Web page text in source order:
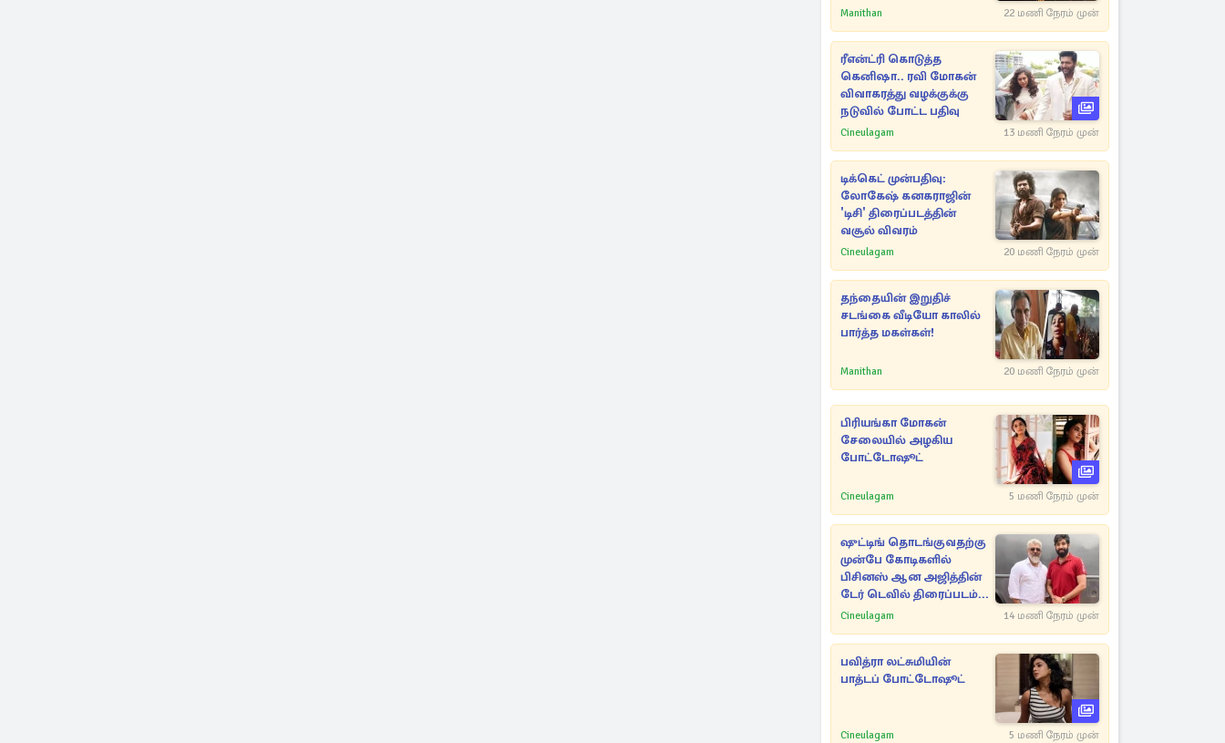
ராசிகள்!
Manithan 22 மணி நேரம் முன்
ரீஎன்ட்ரி கொடுத்த
கெனிஷா.. ரவி மோகன்
விவாகரத்து வழக்குக்கு
நடுவில் போட்ட பதிவு
Cineulagam 13 மணி நேரம் முன்
டிக்கெட் முன்பதிவு:
லோகேஷ் கனகராஜின்
'டிசி' திரைப்படத்தின்
வசூல் விவரம்
Cineulagam 20 மணி நேரம் முன்
தந்தையின் இறுதிச்
சடங்கை வீடியோ காலில்
பார்த்த மகள்கள்!
Manithan 20 மணி நேரம் முன்
பிரியங்கா மோகன்
சேலையில் அழகிய
போட்டோஷூட்
Cineulagam 5 மணி நேரம் முன்
ஷுட்டிங் தொடங்குவதற்கு
முன்பே கோடிகளில்
பிசினஸ் ஆன அஜித்தின்
டேர் டெவில் திரைப்படம்...
Cineulagam 14 மணி நேரம் முன்
பவித்ரா லட்சுமியின்
பாத்டப் போட்டோஷூட்
Cineulagam 5 மணி நேரம் முன்